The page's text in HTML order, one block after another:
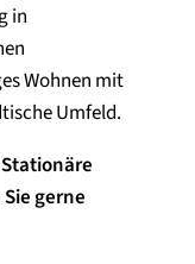
in
Wohnen mit
Umfeld.
gerne